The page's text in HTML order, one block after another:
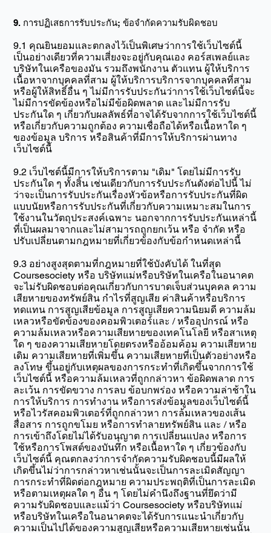
9. การปฏิเสธการรับประกัน; ข้อจำกัดความรับผิดชอบ
9.1 คุณยินยอมและตกลงไว้เป็นพิเศษว่าการใช้เว็บไซต์นี้
เป็นอย่างเดียวที่ความเสี่ยงจะอยู่กับคุณเอง คอร์สเพลย์และ
บริษัทในเครือของมัน รวมถึงพนักงาน ตัวแทน ผู้ให้บริการ
เนื้อหาจากบุคคลที่สาม ผู้ให้บริการบริการจากบุคคลที่สาม
หรือผู้ให้สิทธิ์อื่น ๆ ไม่มีการรับประกันว่าการใช้เว็บไซต์นี้จะ
ไม่มีการขัดข้องหรือไม่มีข้อผิดพลาด และไม่มีการรับ
ประกันใด ๆ เกี่ยวกับผลลัพธ์ที่อาจได้รับจากการใช้เว็บไซต์นี้
หรือเกี่ยวกับความถูกต้อง ความเชื่อถือได้หรือเนื้อหาใด ๆ
ของข้อมูล บริการ หรือสินค้าที่มีการให้บริการผ่านทาง
เว็บไซต์นี้
9.2 เว็บไซต์นี้มีการให้บริการตาม "เดิม" โดยไม่มีการรับ
ประกันใด ๆ ทั้งสิ้น เช่นเดียวกับการรับประกันดังต่อไปนี้ ไม่
ว่าจะเป็นการรับประกันเรื่องหัวข้อหรือการรับประกันที่ผิด
แบบนัยหรือการรับประกันที่เกี่ยวกับความเหมาะสมในการ
ใช้งานในวัตถุประสงค์เฉพาะ นอกจากการรับประกันเหล่านี้
ที่เป็นผลมาจากและไม่สามารถถูกยกเว้น หรือ จำกัด หรือ
ปรับเปลี่ยนตามกฎหมายที่เกี่ยวข้องกับข้อกำหนดเหล่านี้
9.3 อย่างสูงสุดตามที่กฎหมายที่ใช้บังคับได้ ในที่สุด
Coursesociety หรือ บริษัทแม่หรือบริษัทในเครือในอนาคต
จะไม่รับผิดชอบต่อคุณเกี่ยวกับการบาดเจ็บส่วนบุคคล ความ
เสียหายของทรัพย์สิน กำไรที่สูญเสีย ค่าสินค้าหรือบริการ
ทดแทน การสูญเสียข้อมูล การสูญเสียความนิยมดี ความล้ม
เหลวหรือขัดข้องของคอมพิวเตอร์และ / หรืออุปกรณ์ หรือ
ความล้มเหลวหรือความเสียหายของเทคโนโลยี หรือสาเหตุ
ใด ๆ ของความเสียหายโดยตรงหรืออ้อมค้อม ความเสียหาย
เดิม ความเสียหายที่เพิ่มขึ้น ความเสียหายที่เป็นตัวอย่างหรือ
ลงโทษ ขึ้นอยู่กับเหตุผลของการกระทำที่เกิดขึ้นจากการใช้
เว็บไซต์นี้ หรือความล้มเหลวที่ถูกกล่าวหา ข้อผิดพลาด การ
ละเว้น การขัดขวาง การลบ ข้อบกพร่อง หรือความล่าช้าใน
การให้บริการ การทำงาน หรือการส่งข้อมูลของเว็บไซต์นี้
หรือไวรัสคอมพิวเตอร์ที่ถูกกล่าวหา การล้มเหลวของเส้น
สื่อสาร การถูกขโมย หรือการทำลายทรัพย์สิน และ / หรือ
การเข้าถึงโดยไม่ได้รับอนุญาต การเปลี่ยนแปลง หรือการ
ใช้หรือการโพสต์ของบันทึก หรือเนื้อหาใด ๆ เกี่ยวข้องกับ
เว็บไซต์นี้ คุณตกลงว่าการจำกัดความรับผิดชอบนี้มีผลให้
เกิดขึ้นไม่ว่าการกล่าวหาเช่นนั้นจะเป็นการละเมิดสัญญา
การกระทำที่ผิดต่อกฎหมาย ความประพฤติที่เป็นการละเมิด
หรือตามเหตุผลใด ๆ อื่น ๆ โดยไม่คำนึงถึงฐานที่ยึดว่ามี
ความรับผิดชอบและแม้ว่า Coursesociety หรือบริษัทแม่
หรือบริษัทในเครือในอนาคตจะได้รับการแนะนำเกี่ยวกับ
ความเป็นไปได้ของความสูญเสียหรือความเสียหายเช่นนั้น